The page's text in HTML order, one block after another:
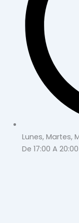
Lunes, Martes,
De 17:00 A